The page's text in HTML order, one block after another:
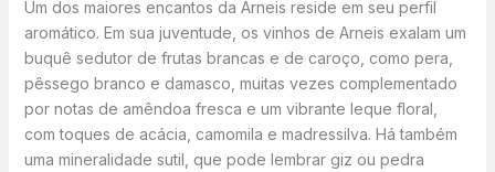
Um dos maiores encantos da Arneis reside em seu perfil
aromático. Em sua juventude, os vinhos de Arneis exalam um
buquê sedutor de frutas brancas e de caroço, como pera,
pêssego branco e damasco, muitas vezes complementado
por notas de amêndoa fresca e um vibrante leque floral,
com toques de acácia, camomila e madressilva. Há também
uma mineralidade sutil, que pode lembrar giz ou pedra